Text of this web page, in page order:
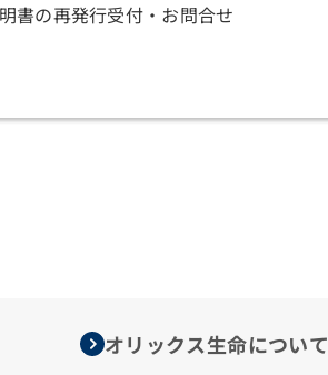
書の再発行受付・お問合せ
オリックス生命について